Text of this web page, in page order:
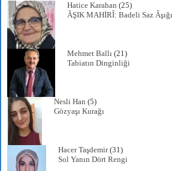
Hatice Karahan (25)
ÂŞIK MAHİRÎ: Badeli Saz Âşığı
Mehmet Ballı (21)
Tabiatın Dinginliği
Nesli Han (5)
Gözyaşı Kurağı
Hacer Taşdemir(31)
Sol Yanın Dört Rengi